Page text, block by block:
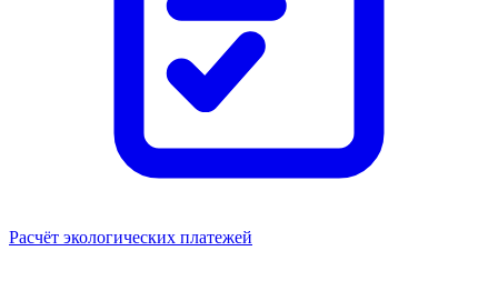
Расчёт экологических платежей